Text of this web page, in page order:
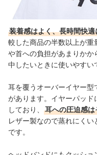
装着感はよく、長時間快
較した商品の半数以上が
や首への負担があまりか
中したいときに使いやすい
耳を覆うオーバーイヤー
があります。イヤーパッ
しており、
耳への圧迫感
レザー製なので蒸れにく
です。